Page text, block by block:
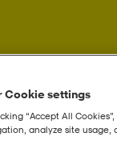
Cookie settings
“Accept All
analyze site usage,